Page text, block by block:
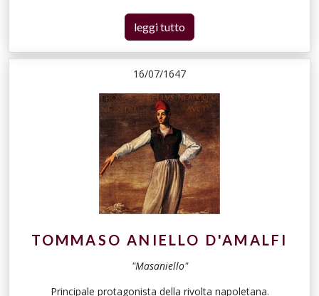
leggi tutto
16/07/1647
TOMMASO ANIELLO D'AMALFI
"Masaniello"
Principale protagonista della rivolta napoletana.